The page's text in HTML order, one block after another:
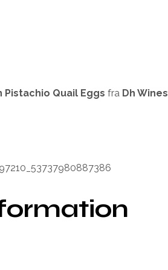
Quail Eggs fra Dh Wines